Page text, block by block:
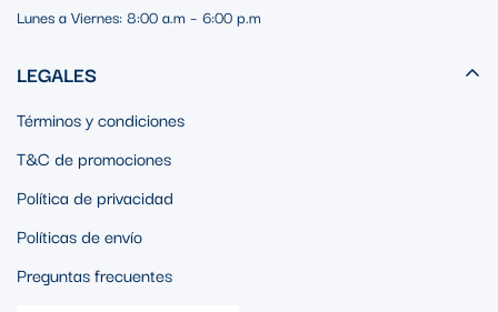
Lunes a Viernes: 8:00 a.m – 6:00 p.m
LEGALES
Términos y condiciones
T&C de promociones
Política de privacidad
Políticas de envío
Preguntas frecuentes